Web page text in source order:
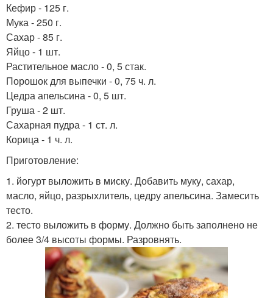
Кефир - 125 г.
Мука - 250 г.
Сахар - 85 г.
Яйцо - 1 шт.
Растительное масло - 0, 5 стак.
Порошок для выпечки - 0, 75 ч. л.
Цедра апельсина - 0, 5 шт.
Груша - 2 шт.
Сахарная пудра - 1 ст. л.
Корица - 1 ч. л.
Приготовление:
1. йогурт выложить в миску. Добавить муку, сахар,
масло, яйцо, разрыхлитель, цедру апельсина. Замесить
тесто.
2. тесто выложить в форму. Должно быть заполнено не
более 3/4 высоты формы. Разровнять.